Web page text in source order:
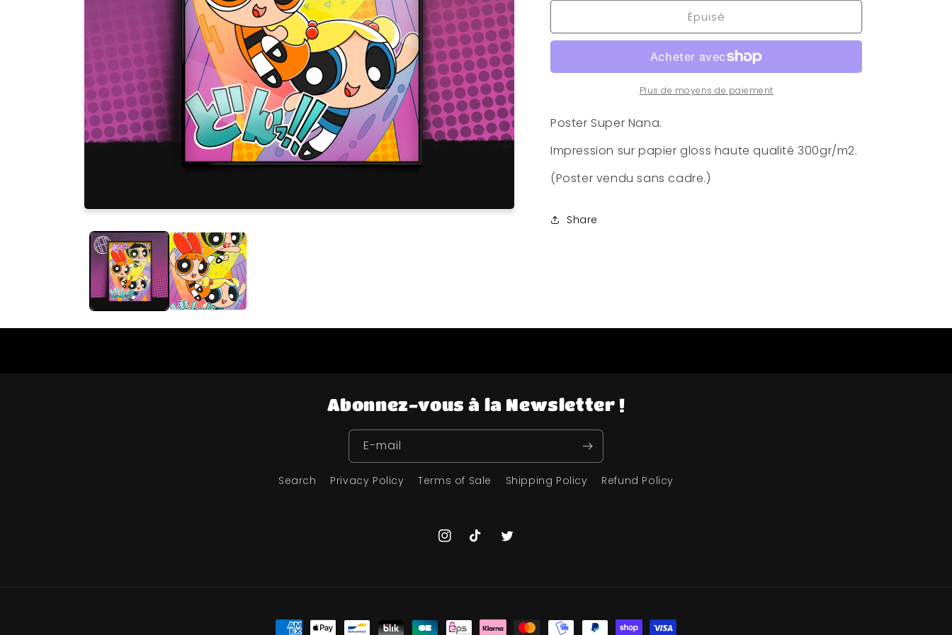
Poster
Poster
Nana
Épuisé
Plus de moyens de paiement
Poster Super Nana.
Impression sur papier gloss haute qualité 300gr/m2.
(Poster vendu sans cadre.)
Share
Abonnez-vous à la Newsletter !
E-mail
Search Privacy Policy Terms of Sale Shipping Policy Refund Policy
Instagram
TikTok Twitter
Moyens